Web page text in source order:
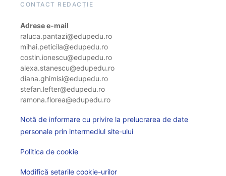
CONTACT REDACȚIE
Adrese e-mail
raluca.pantazi@edupedu.ro
mihai.peticila@edupedu.ro
costin.ionescu@edupedu.ro
alexa.stanescu@edupedu.ro
diana.ghimisi@edupedu.ro
stefan.lefter@edupedu.ro
ramona.florea@edupedu.ro
Notă de informare cu privire la prelucrarea de date
personale prin intermediul site-ului
Politica de cookie
Modifică setarile cookie-urilor